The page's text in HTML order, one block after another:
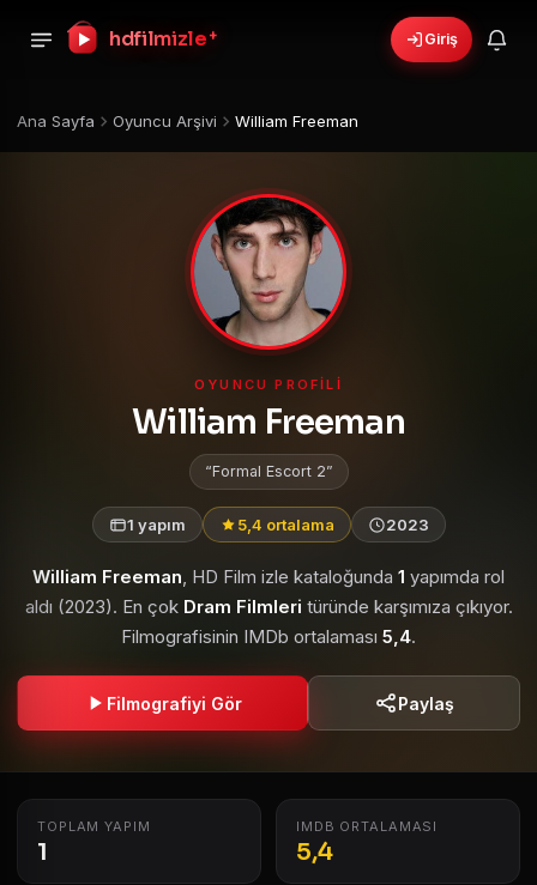
hdfilmizle + Giriş
Ana Sayfa Oyuncu Arşivi William Freeman
OYUNCU PROFILI
William Freeman
Formal Escort 2
1 yapım 5,4 ortalama 2023
William Freeman, HD Film izle kataloğunda 1 yapımda rol
aldı (2023). En çok Dram Filmleri türünde karşımıza çıkıyor.
Filmografisinin IMDb ortalaması 5,4.
Filmografiyi Gör Paylaş
TOPLAM YAPIM
1
IMDB ORTALAMASI
5,4